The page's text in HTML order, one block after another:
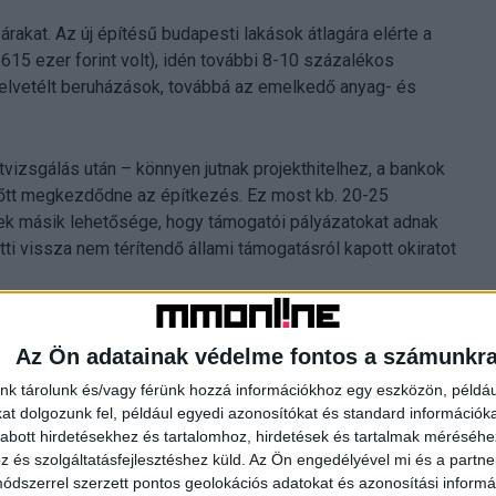
Az Ön adatainak védelme fontos a
tárolunk és/vagy férünk hozzá információkhoz egy eszközön,
dolgozunk fel, például egyedi azonosítókat és standard
hirdetésekhez és tartalomhoz, hirdetések és tartalmak
és szolgáltatásfejlesztéshez küld. Az Ön engedélyével mi és a
szerzett pontos geolokációs adatokat és azonosítási
Az új építésű budapesti lakások átlagára elérte a
ezer forint volt), idén további 8-10 százalékos
beruházások, továbbá az emelkedő anyag- és
után – könnyen jutnak projekthitelhez, a bankok
megkezdődne az építkezés. Ez most kb. 20-25
másik lehetősége, hogy támogatói pályázatokat adnak
vissza nem térítendő állami támogatásról kapott okiratot
kezdődött a szereplők között, főleg a magán
vállalati körnek van esélye. A versenyben azonban
felétől, mint például a munkaerőhiány és az